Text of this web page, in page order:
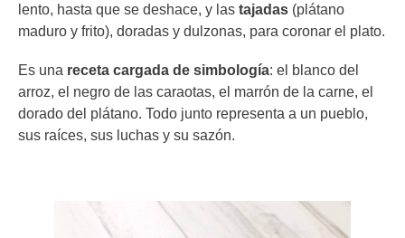
lento, hasta que se deshace, y las tajadas (plátano
maduro y frito), doradas y dulzonas, para coronar el plato.
Es una receta cargada de simbología: el blanco del
arroz, el negro de las caraotas, el marrón de la carne, el
dorado del plátano. Todo junto representa a un pueblo,
sus raíces, sus luchas y su sazón.